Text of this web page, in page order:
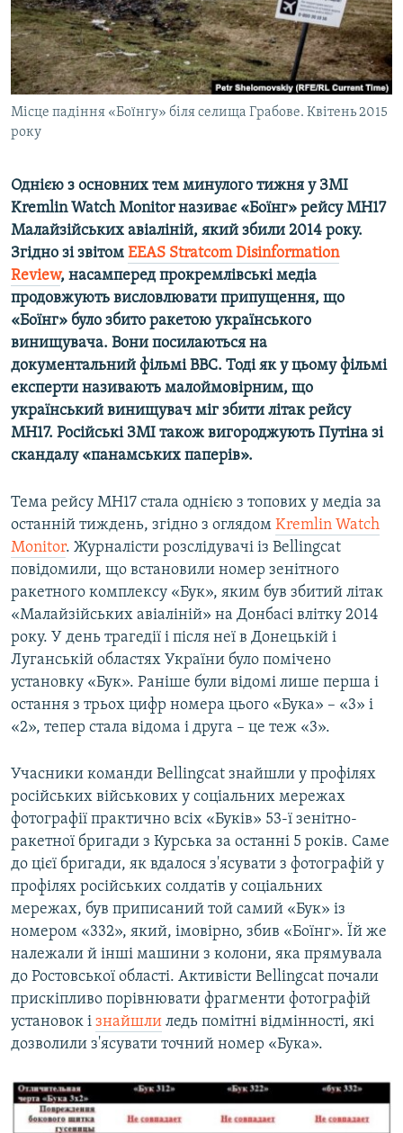
ВІДЕОУРОКИ «ELIFBE»
СВІДЧЕННЯ ОКУПАЦІЇ
УКРАЇНСЬКА ПРОБЛЕМА КРИМУ
ІНФОГРАФІКА
Русский
Qırımtatar
ДОЛУЧАЙСЯ!
Усі сайти RFE/RL
Місце падіння «Боїнгу» біля селища Грабове. Квітень 2015
року
Однією з основних тем минулого тижня у ЗМІ
Kremlin Watch Monitor називає «Боїнг» рейсу MH17
Малайзійських авіаліній, який збили 2014 року.
Згідно зі звітом EEAS Stratcom Disinformation
Review, насамперед прокремлівські медіа
продовжують висловлювати припущення, що
«Боїнг» було збито ракетою українського
винищувача. Вони посилаються на
документальний фільмі BBC. Тоді як у цьому фільмі
експерти називають малоймовірним, що
український винищувач міг збити літак рейсу
MH17. Російські ЗМІ також вигороджують Путіна зі
скандалу «панамських паперів».
Тема рейсу MH17 стала однією з топових у медіа за
останній тиждень, згідно з оглядом Kremlin Watch
Monitor. Журналісти розслідувачі із Bellingcat
повідомили, що встановили номер зенітного
ракетного комплексу «Бук», яким був збитий літак
«Малайзійських авіаліній» на Донбасі влітку 2014
року. У день трагедії і після неї в Донецькій і
Луганській областях України було помічено
установку «Бук». Раніше були відомі лише перша і
остання з трьох цифр номера цього «Бука» – «3» і
«2», тепер стала відома і друга – це теж «3».
Учасники команди Bellingcat знайшли у профілях
російських військових у соціальних мережах
фотографії практично всіх «Буків» 53-ї зенітно-
ракетної бригади з Курська за останні 5 років. Саме
до цієї бригади, як вдалося з'ясувати з фотографій у
профілях російських солдатів у соціальних
мережах, був приписаний той самий «Бук» із
номером «332», який, імовірно, збив «Боїнг». Їй же
належали й інші машини з колони, яка прямувала
до Ростовської області. Активісти Bellingcat почали
прискіпливо порівнювати фрагменти фотографій
установок і знайшли ледь помітні відмінності, які
дозволили з'ясувати точний номер «Бука».